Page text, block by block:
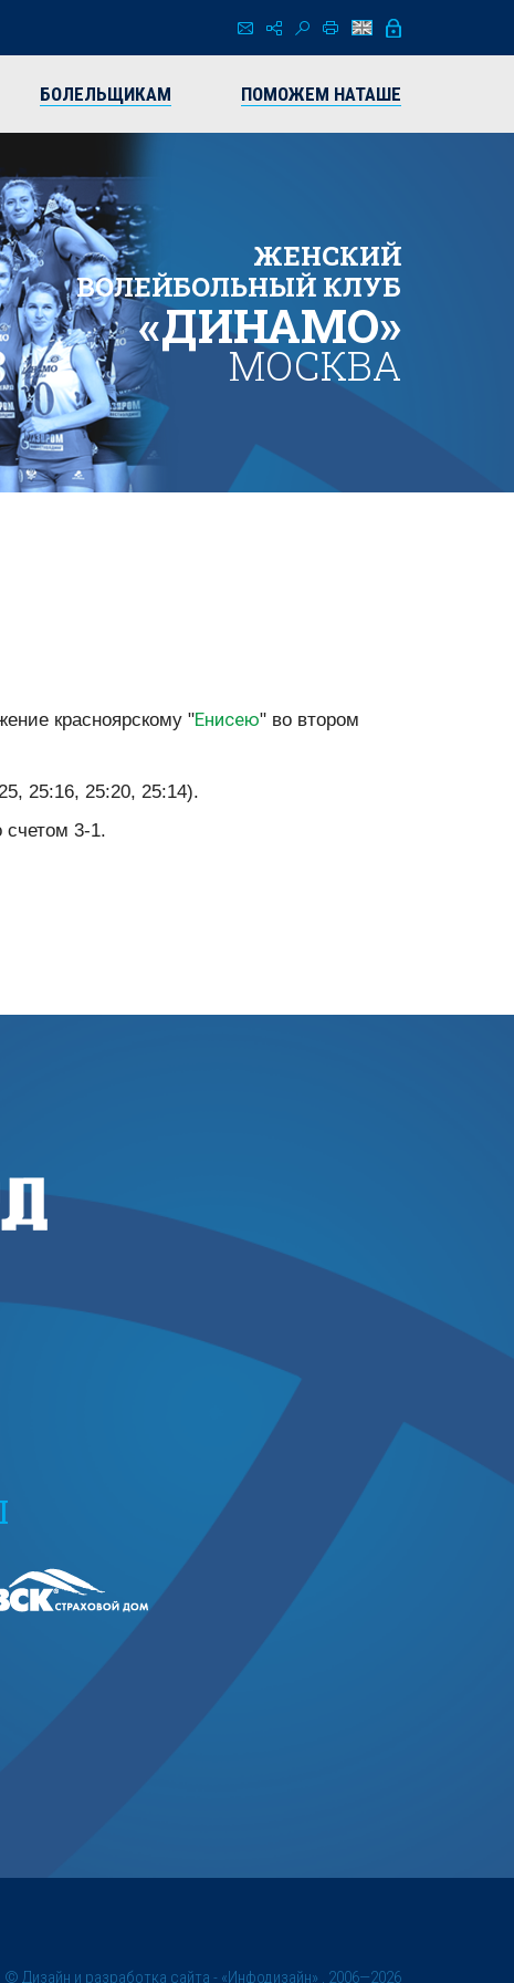
БОЛЕЛЬЩИКАМ ПОМОЖЕМ НАТАШЕ
ЖЕНСКИЙ
ВОЛЕЙБОЛЬНЫЙ КЛУБ
«ДИНАМО»
МОСКВА
красноярскому "Енисею" во втором
25:16, 25:20, 25:14).
3-1.
© Дизайн и разработка сайта - «Инфодизайн» , 2006—2026